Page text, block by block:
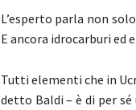
L’esperto parla non
E ancora idrocarburi ed
Tutti elementi che in
detto Baldi – è di per